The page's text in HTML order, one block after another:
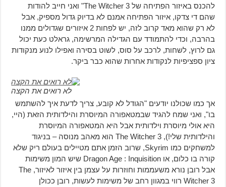
להכנס באיזור הפתיחה של The Witcher 3" ואני חייב להודות
שהם די צדקו, איזור הפתיחה אמנם לא בדיוק גדול מספיק, אבל
לא רק שהוא מאד קרוב לזה, יש לפחות 2 איזורים שגדולים ממנו
בהרבה, וכדי להתמודד עם הגדילה המרשימה, גראלט כעת יכול
גם לרוץ, לשחות, לרכב על סוס, לשוט בסירה ואפילו לנוע מנקודות
ציון ספציפיות לנקודות אחרות שהוא כבר ביקר.
לא רואים את הקצה
אך כמו שכולנו יודעים "הגודל לא קובע, צריך לדעת איך להשתמש
בו", ואני שמח להגיד שבמטאפורה המיוסרת והילדותית הזאת (היי,
היא אולי מיוסרת וילדותית אבל היא המטאפורה המיוסרת
והילדותית שלי!), The Witcher 3 הוא מאהב מנוסה – בניגוד
למשחקים כמו Skyrim, שרוב הזמן אתם מטיילים בעולם ריק שלא
קורה בו כלום, או Dragon Age : Inquisition שיש המון משימות
אבל רובן נורא משעממות וחוזרות על עצמן בין איזור לאיזור, The
Witcher 3 רווי במגוון רחב של משימות לעשות, רובן ככולן